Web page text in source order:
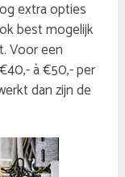
extra opties
best mogelijk
Voor een
à €50,- per
dan zijn de